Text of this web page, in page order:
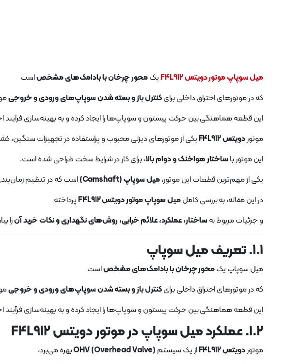
میل سوپاپ موتور دویتس F4L912 یکمحور چرخان با بادامک‌های مشخصاست
که در موتورهای احتراق داخلی برایکنترل باز و بسته شدن سوپاپ‌های ورودی و خروجی
این قطعه هماهنگی بین حرکت پیستون و سوپاپ‌ها را ایجاد کرده و به بهینه‌سازی فرآیند
موتوردویتس F4L912
یکی از موتورهای دیزلی محبوب و پراستفاده در تجهیزات سنگین،
این موتور با ساختار هواخنک و دوام بالا، برای کار در شرایط سخت طراحی شده است.
یکی از مهم‌ترین قطعات این موتور،میل سوپاپ (Camshaft)
است که در تنظیم
در این مقاله، به بررسی کاملمیل سوپاپ موتور دویتس F4L912
پرداخته
و جزئیات مربوط به ساختار، عملکرد، علائم خرابی، روش‌های نگهداری و نکات خرید آنرا
۱.۱. تعریف میل سوپاپ
میل سوپاپ یکمحور چرخان با بادامک‌های مشخصاست
که در موتورهای احتراق داخلی برایکنترل باز و بسته شدن سوپاپ‌های ورودی و خروجی
این قطعه هماهنگی بین حرکت پیستون و سوپاپ‌ها را ایجاد کرده و به بهینه‌سازی فرآیند
۱.۲. عملکرد میل سوپاپ در موتور دویتس F4L912
موتوردویتس F4L912 از یک سیستم OHV (Overhead Valve)بهره می‌برد،